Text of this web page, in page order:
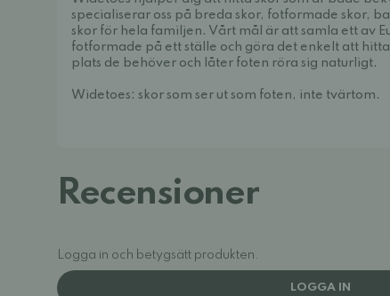
specialiserar oss på breda skor, fotformade skor,
skor för hela familjen. Vårt mål är att samla ett av
fotformade på ett ställe och göra det enkelt att
plats de behöver och låter foten röra sig naturligt.
Widetoes: skor som ser ut som foten, inte tvärtom.
Recensioner
Logga in och betygsätt produkten.
LOGGA IN